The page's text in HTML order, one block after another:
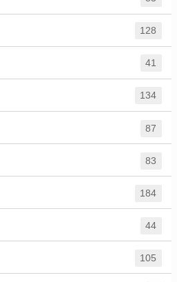
128
41
134
87
83
184
44
105